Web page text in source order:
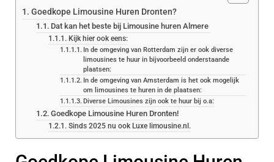
Goedkope Limousine Huren Dronten?
Dat kan het beste bij Limousine huren Almere
Kijk hier ook eens:
In de omgeving van Rotterdam zijn er ook diverse
limousines te huur in bijvoorbeeld onderstaande
plaatsen:
In de omgeving van Amsterdam is het ook mogelijk
om limousines te huren in de plaatsen:
Diverse Limousines zijn ook te huur bij o.a:
Goedkope Limousine Huren Dronten!
Sinds 2025 nu ook Luxe limousine.nl.